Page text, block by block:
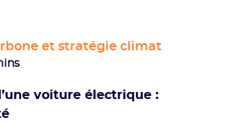
et stratégie climat
voiture électrique :